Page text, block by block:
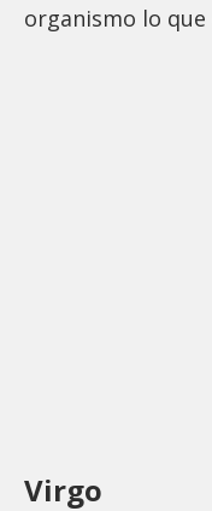
organismo lo que
Virgo